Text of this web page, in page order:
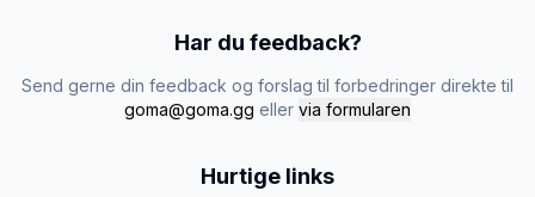
Har du feedback?
Send gerne din feedback og forslag til forbedringer direkte til
goma@goma.gg eller via formularen
Hurtige links